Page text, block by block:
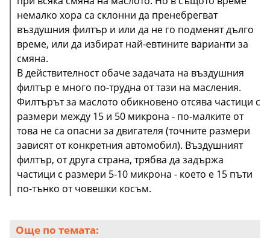
немалко хора са склонни да пренебрегват
въздушния филтър и или да не го подменят дълго
време, или да избират най-евтините варианти за
смяна.
В действителност обаче задачата на въздушния
филтър е много по-трудна от тази на масления.
Филтърът за маслото обикновено отсява частици с
размери между 15 и 50 микрона - по-малките от
това не са опасни за двигателя (точните размери
зависят от конкретния автомобил). Въздушният
филтър, от друга страна, трябва да задържа
частици с размери 5-10 микрона - което е 15 пъти
по-тънко от човешки косъм.
Още по темата: